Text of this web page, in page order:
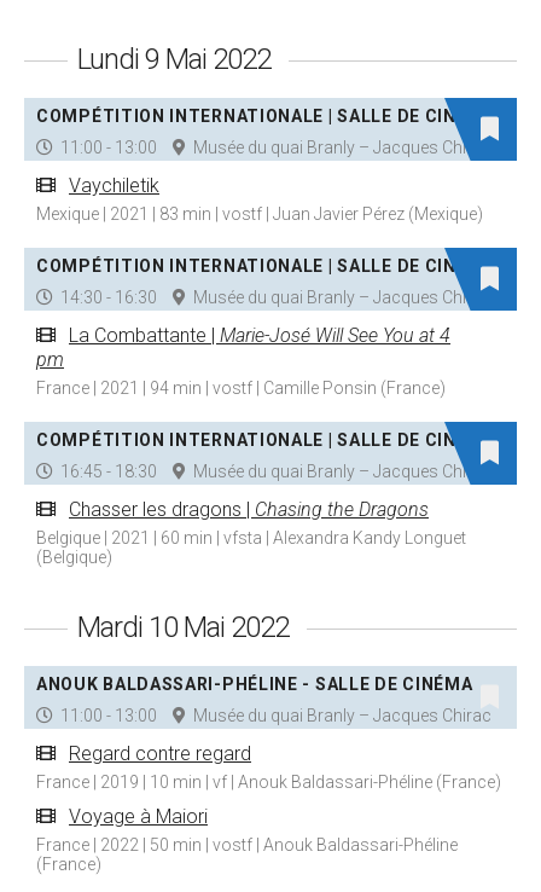
Lundi 9 Mai 2022
COMPÉTITION INTERNATIONALE | SALLE DE CINÉMA
11:00 - 13:00
Musée du quai Branly – Jacques Chirac
Vaychiletik
Mexique | 2021 | 83 min | vostf | Juan Javier Pérez (Mexique)
COMPÉTITION INTERNATIONALE | SALLE DE CINÉMA
14:30 - 16:30
Musée du quai Branly – Jacques Chirac
La Combattante | Marie-José Will See You at 4
pm
France | 2021 | 94 min | vostf | Camille Ponsin (France)
COMPÉTITION INTERNATIONALE | SALLE DE CINÉMA
16:45 - 18:30
Musée du quai Branly – Jacques Chirac
Chasser les dragons | Chasing the Dragons
Belgique | 2021 | 60 min | vfsta | Alexandra Kandy Longuet
(Belgique)
Mardi 10 Mai 2022
ANOUK BALDASSARI-PHÉLINE - SALLE DE CINÉMA
11:00 - 13:00
Musée du quai Branly – Jacques Chirac
Regard contre regard
France | 2019 | 10 min | vf | Anouk Baldassari-Phéline (France)
Voyage à Maiori
France | 2022 | 50 min | vostf | Anouk Baldassari-Phéline
(France)